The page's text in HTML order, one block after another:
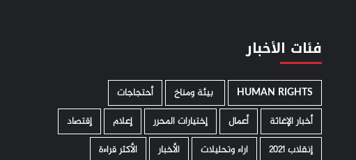
فئات الأخبار
HUMAN RIGHTS ­ بيئة ومناخ
أحتجاجات
أخبار الإغاثة
أعمال إختيارات المحرر إعلام
إقتصاد
إنقلاب 2021
اراء وتحليلات الأخبار
الأكثر قراءة